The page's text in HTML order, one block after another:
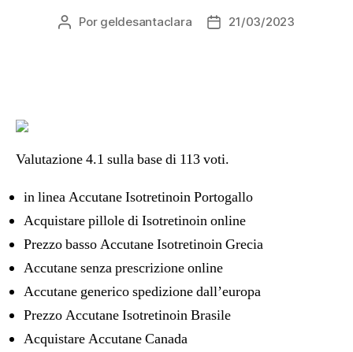
Autor
Por geldesantaclara
Data21/03/2023
Valutazione4.1 sulla base di 113voti.
in linea Accutane Isotretinoin Portogallo
Acquistare pillole di Isotretinoin online
Prezzo basso Accutane Isotretinoin Grecia
Accutane senza prescrizione online
Accutane generico spedizione dall’europa
Prezzo Accutane Isotretinoin Brasile
Acquistare Accutane Canada